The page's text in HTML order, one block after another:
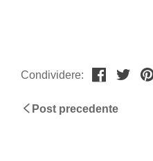
Condividere:
Post precedente